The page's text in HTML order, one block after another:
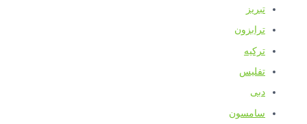
تبریز
ترابزون
ترکیه
تفلیس
دبی
سامسون